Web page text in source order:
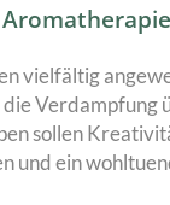
vielfältig
Verdampfung
sollen
und ein